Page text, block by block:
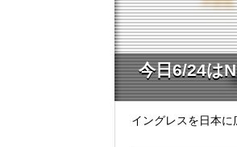
今日6/24は
イングレスを日本に